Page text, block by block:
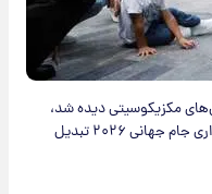
مکزیکوسیتی دیده شد،
حالا به یکی از غیرمنتظره‌ترین چهره‌های هواداری جام جهانی ۲۰۲۶ تبدیل